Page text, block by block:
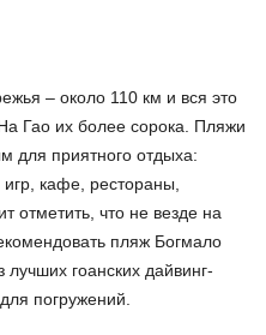
– около 110 км и вся это
Гао их более сорока. Пляжи
для приятного отдыха:
кафе, рестораны,
отметить, что не везде на
пляж Богмало
гоанских дайвинг-
погружений.